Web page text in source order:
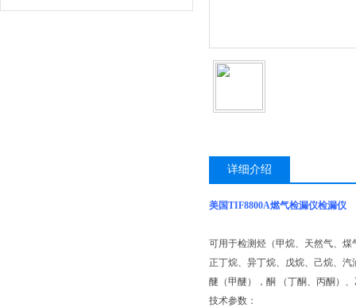
详细介绍
美国TIF8800A燃气检漏仪检漏仪
可用于检测烃 （甲烷、天然气、
正丁烷、异丁烷、戊烷、己烷、
醚（甲醚），酮 （丁酮、丙酮）
技术参数：